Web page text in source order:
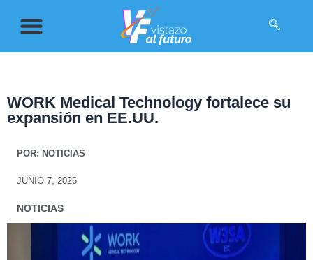
WORK Medical Technology fortalece su
expansión en EE.UU.
POR: NOTICIAS
JUNIO 7, 2026
NOTICIAS